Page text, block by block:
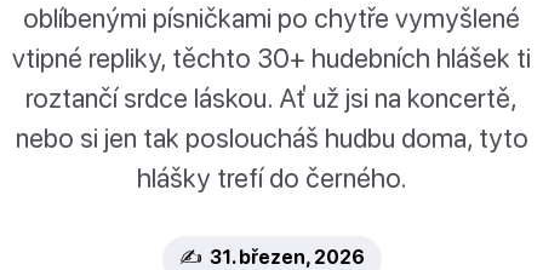
oblíbenými písničkami po chytře vymyšlené
vtipné repliky, těchto 30+ hudebních hlášek ti
roztančí srdce láskou. Ať už jsi na koncertě,
nebo si jen tak posloucháš hudbu doma, tyto
hlášky trefí do černého.
✍️ 31. březen, 2026